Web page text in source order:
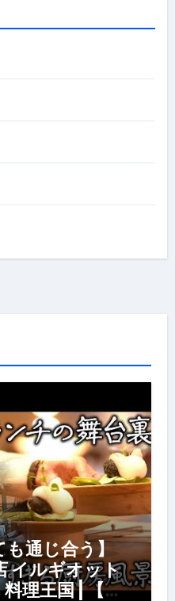
も通じ合う】
イルギオット
理王国 | 【厨